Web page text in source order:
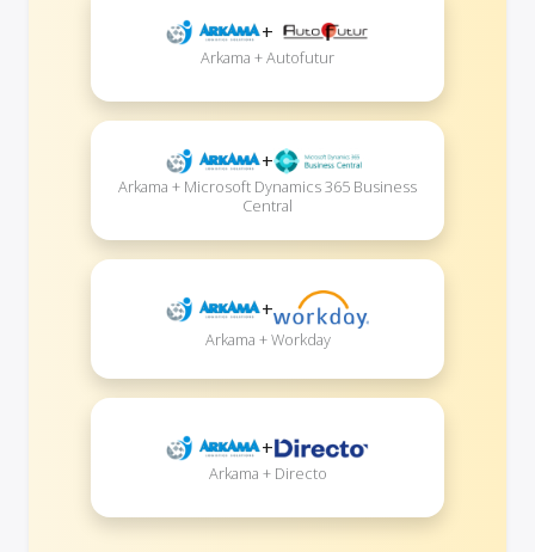
+
Arkama + Autofutur
+
Arkama + Microsoft Dynamics 365 Business
Central
+
Arkama + Workday
+
Arkama + Directo